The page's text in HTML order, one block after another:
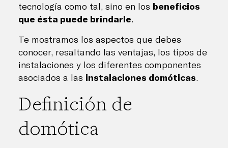
tecnología como tal, sino en los beneficios
que ésta puede brindarle.
Te mostramos los aspectos que debes
conocer, resaltando las ventajas, los tipos de
instalaciones y los diferentes componentes
asociados a las instalaciones domóticas.
Definición de
domótica